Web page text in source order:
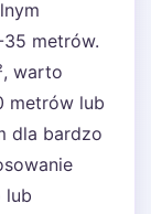
metrów.
warto
metrów lub
dla bardzo
lub